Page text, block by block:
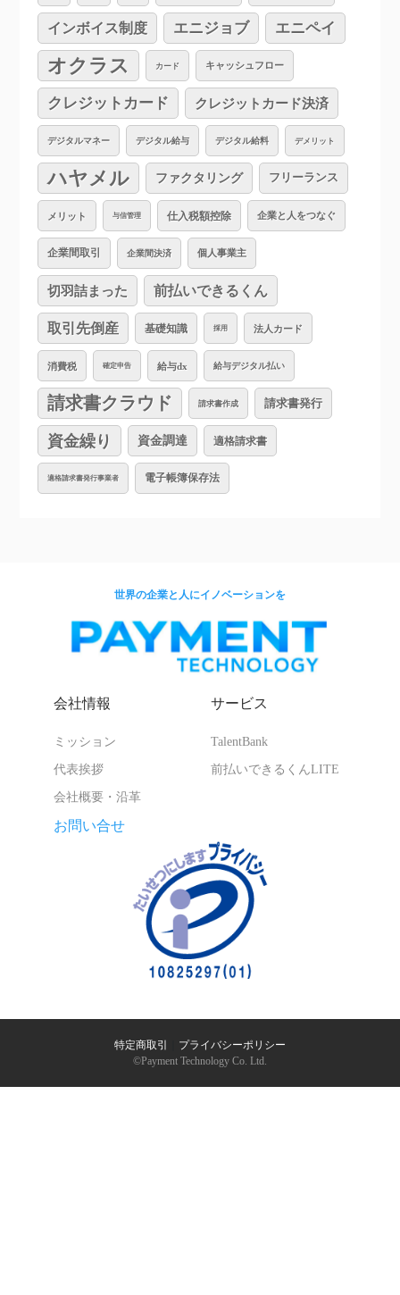
インボイス制度 エニジョブ エニペイ
オクラス カード キャッシュフロー
クレジットカード クレジットカード決済
デジタルマネー デジタル給与 デジタル給料 デメリット
ハヤメル ファクタリング フリーランス
メリット 与信管理 仕入税額控除 企業と人をつなぐ
企業間取引 企業間決済 個人事業主
切羽詰まった 前払いできるくん
取引先倒産 基礎知識 採用 法人カード
消費税 確定申告 給与dx 給与デジタル払い
請求書クラウド 請求書作成 請求書発行
資金繰り 資金調達 適格請求書
適格請求書発行事業者 電子帳簿保存法
世界の企業と人にイノベーションを
会社情報
ミッション
代表挨拶
会社概要・沿革
サービス
TalentBank
前払いできるくんLITE
お問い合せ
特定商取引
プライバシーポリシー
©︎Payment Technology Co. Ltd.